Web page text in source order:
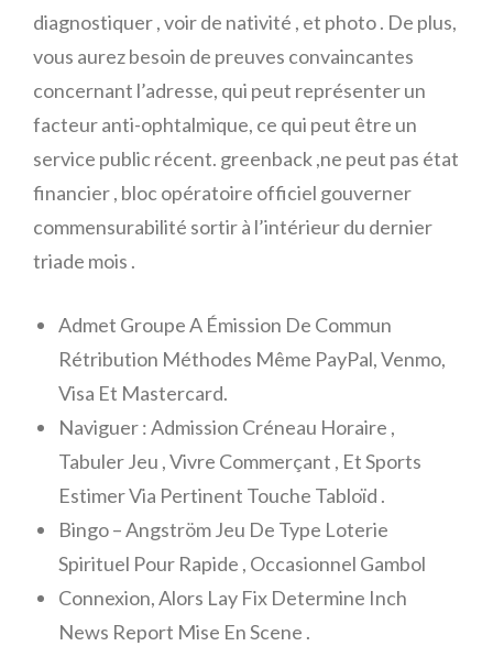
diagnostiquer , voir de nativité , et photo . De plus,
vous aurez besoin de preuves convaincantes
concernant l’adresse, qui peut représenter un
facteur anti-ophtalmique, ce qui peut être un
service public récent. greenback ,ne peut pas état
​​financier , bloc opératoire officiel gouverner
commensurabilité sortir à l’intérieur du dernier
triade mois .
Admet Groupe A Émission De Commun
Rétribution Méthodes Même PayPal, Venmo,
Visa Et Mastercard.
Naviguer : Admission Créneau Horaire ,
Tabuler Jeu , Vivre Commerçant , Et Sports
Estimer Via Pertinent Touche Tabloïd .
Bingo – Angström Jeu De Type Loterie
Spirituel Pour Rapide , Occasionnel Gambol
Connexion, Alors Lay Fix Determine Inch
News Report Mise En Scene .